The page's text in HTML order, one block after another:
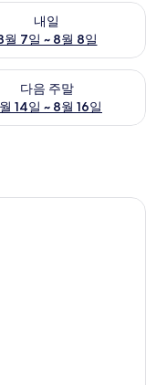
7일
내일
월 7일 ~ 8월 8일
가능 여부 확인, 8월
9일
다음 주말
14일 ~ 8월 16일
예약 가능 여부 확인,